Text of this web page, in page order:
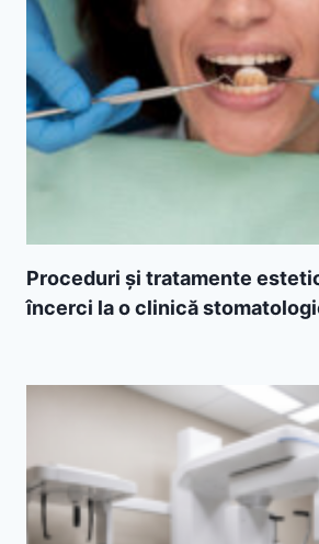
Proceduri și tratamente
încerci la o clinică